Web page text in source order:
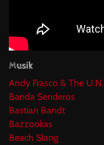
Musik
Andy Frasco & The U.N.
Banda Senderos
Bastian Bandt
Bazzookas
Beach Slang